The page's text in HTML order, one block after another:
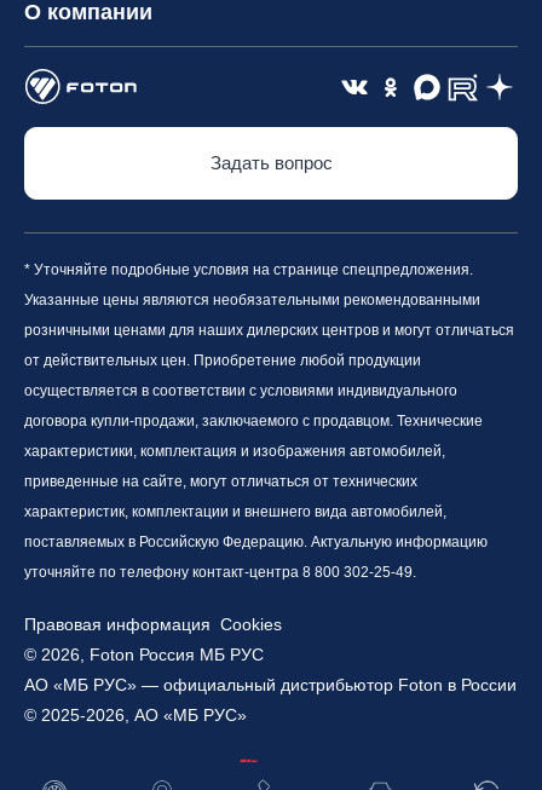
О компании
Задать вопрос
* Уточняйте подробные условия на странице спецпредложения.
Указанные цены являются необязательными рекомендованными
розничными ценами для наших дилерских центров и могут отличаться
от действительных цен. Приобретение любой продукции
осуществляется в соответствии с условиями индивидуального
договора купли-продажи, заключаемого с продавцом. Технические
характеристики, комплектация и изображения автомобилей,
приведенные на сайте, могут отличаться от технических
характеристик, комплектации и внешнего вида автомобилей,
поставляемых в Российскую Федерацию. Актуальную информацию
уточняйте по телефону контакт-центра 8 800 302-25-49.
© 2026, Foton Россия МБ РУС
АО «МБ РУС» — официальный дистрибьютор Foton в России
© 2025-2026, АО «МБ РУС»
Правовая информация Cookies